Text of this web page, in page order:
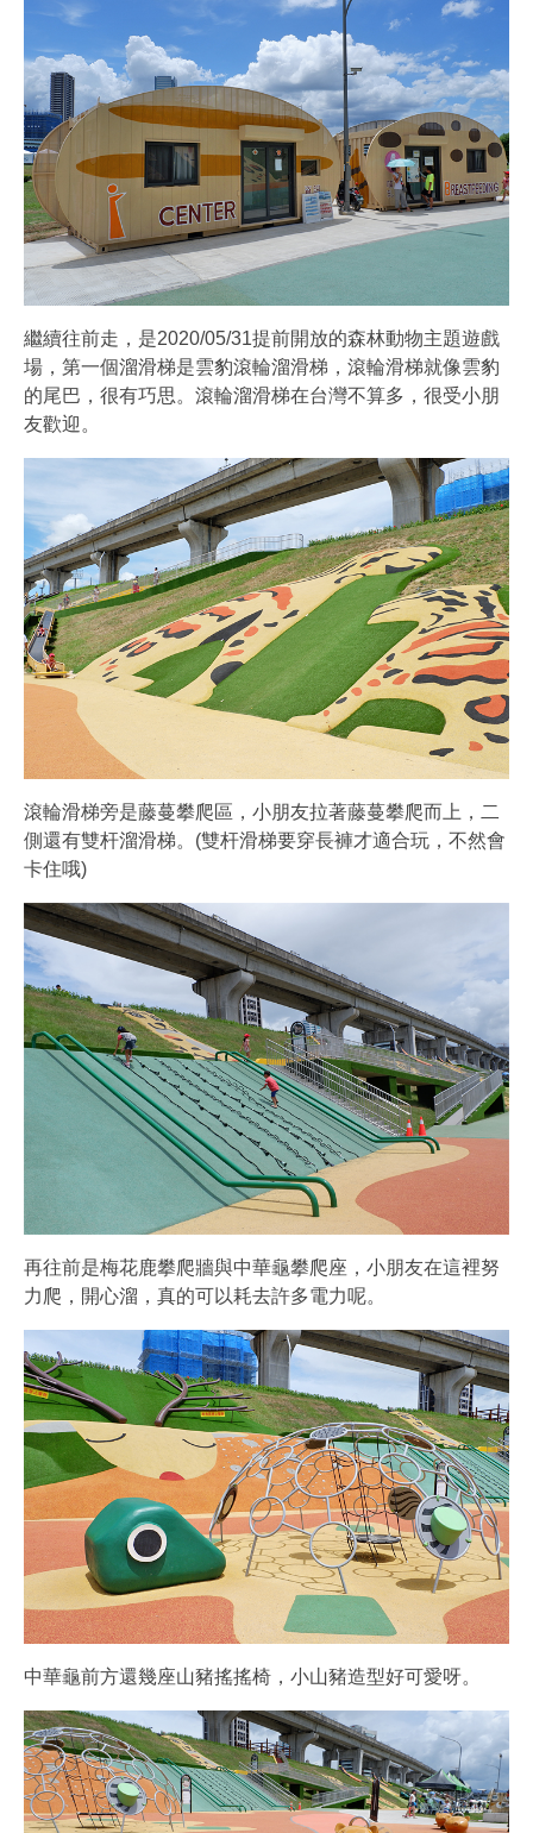
繼續往前走，是2020/05/31提前開放的森林動物主題遊戲
場，第一個溜滑梯是雲豹滾輪溜滑梯，滾輪滑梯就像雲豹
的尾巴，很有巧思。滾輪溜滑梯在台灣不算多，很受小朋
友歡迎。
滾輪滑梯旁是藤蔓攀爬區，小朋友拉著藤蔓攀爬而上，二
側還有雙杆溜滑梯。(雙杆滑梯要穿長褲才適合玩，不然會
卡住哦)
再往前是梅花鹿攀爬牆與中華龜攀爬座，小朋友在這裡努
力爬，開心溜，真的可以耗去許多電力呢。
中華龜前方還幾座山豬搖搖椅，小山豬造型好可愛呀。